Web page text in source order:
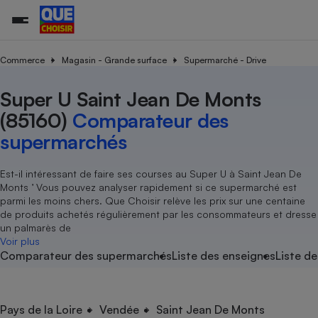
Commerce Magasin - Grande surface Supermarché - Drive
Super U Saint Jean De Monts
(85160) Comparateur des
supermarchés
Est-il intéressant de faire ses courses au Super U à Saint Jean De
Monts ’ Vous pouvez analyser rapidement si ce supermarché est
parmi les moins chers. Que Choisir relève les prix sur une centaine
de produits achetés régulièrement par les consommateurs et dresse
un palmarès de
Voir plus
Comparateur des supermarchésListe des enseignesListe
Pays de la Loire Vendée Saint Jean De Monts
Additifs
Agriculture
Produit alimentaire
Achat - Vente - Location
Carburant
Magasin - Grande surface
Marketing - Fidélisation
Organismes de défense
Système judiciaire
Air
Eau
Achat - Vente - Travaux
Location
Sport
Vacances - Tourisme
électrique
Démarche administrative
Senior
Service marchand
Train
Transport aérien
Toutes les actualités
Enquêtes
Guides d'achat
Conseils
Brèves
Tous les services
Soumettre un litige
Lettres types
Rencontrer une association locale
Tous nos combats
Nos actions
Nos grandes victoires
Les billets de la présidente
Nos associations locales
Nous rejoindre
En savoir plus sur Que Choisir Ensemble
?
L’association
Nos missions
Notre méthodologie
Notre financement
Nos partenaires
Nous rejoindre